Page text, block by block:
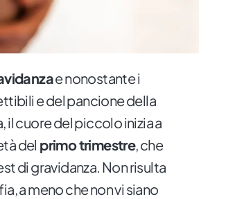
e nonostante i
e del pancione della
il cuore del piccolo inizia a
del primo trimestre, che
di gravidanza. Non risulta
a meno che non vi siano